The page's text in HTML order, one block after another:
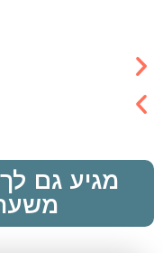
משעת